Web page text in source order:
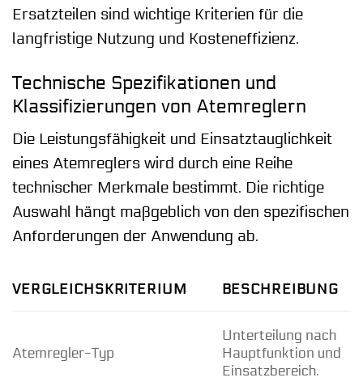
Ersatzteilen sind wichtige Kriterien für die
langfristige Nutzung und Kosteneffizienz.
Technische Spezifikationen und
Klassifizierungen von Atemreglern
Die Leistungsfähigkeit und Einsatztauglichkeit
eines Atemreglers wird durch eine Reihe
technischer Merkmale bestimmt. Die richtige
Auswahl hängt maßgeblich von den spezifischen
Anforderungen der Anwendung ab.
VERGLEICHSKRITERIUM BESCHREIBUNG
Atemregler-Typ
Unterteilung nach
Hauptfunktion und
Einsatzbereich.